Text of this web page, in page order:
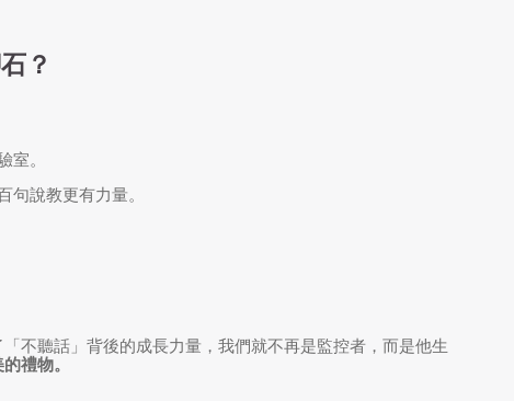
？
室。
說教更有力量。
不聽話」背後的成長力量，我們就不再是監控者，而是他生
禮物。